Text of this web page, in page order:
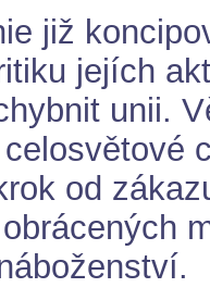
již
jejích
unii.
od